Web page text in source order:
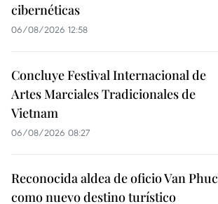
cibernéticas
06/08/2026 12:58
Concluye Festival Internacional de
Artes Marciales Tradicionales de
Vietnam
06/08/2026 08:27
Reconocida aldea de oficio Van Phuc
como nuevo destino turístico